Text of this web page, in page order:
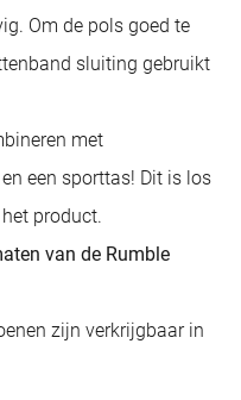
Om de pols goed te
sluiting gebruikt
met
een sporttas! Dit is los
product.
van de Rumble
zijn verkrijgbaar in